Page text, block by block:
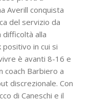
Averill conquista
del servizio da
alla
positivo in cui si
è avanti 8-16 e
coach Barbiero a
discrezionale. Con
di Caneschi e il